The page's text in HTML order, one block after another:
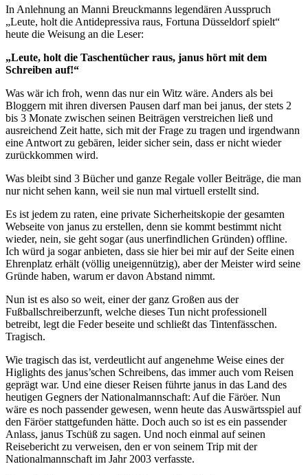
In Anlehnung an Manni Breuckmanns legendären Ausspruch
„Leute, holt die Antidepressiva raus, Fortuna Düsseldorf spielt“
heute die Weisung an die Leser:
„Leute, holt die Taschentücher raus, janus hört mit dem
Schreiben auf!“
Was wär ich froh, wenn das nur ein Witz wäre. Anders als bei
Bloggern mit ihren diversen Pausen darf man bei janus, der stets 2
bis 3 Monate zwischen seinen Beiträgen verstreichen ließ und
ausreichend Zeit hatte, sich mit der Frage zu tragen und irgendwann
eine Antwort zu gebären, leider sicher sein, dass er nicht wieder
zurückkommen wird.
Was bleibt sind 3 Bücher und ganze Regale voller Beiträge, die man
nur nicht sehen kann, weil sie nun mal virtuell erstellt sind.
Es ist jedem zu raten, eine private Sicherheitskopie der gesamten
Webseite von janus zu erstellen, denn sie kommt bestimmt nicht
wieder, nein, sie geht sogar (aus unerfindlichen Gründen) offline.
Ich würd ja sogar anbieten, dass sie hier bei mir auf der Seite einen
Ehrenplatz erhält (völlig uneigennützig), aber der Meister wird seine
Gründe haben, warum er davon Abstand nimmt.
Nun ist es also so weit, einer der ganz Großen aus der
Fußballschreiberzunft, welche dieses Tun nicht professionell
betreibt, legt die Feder beseite und schließt das Tintenfässchen.
Tragisch.
Wie tragisch das ist, verdeutlicht auf angenehme Weise eines der
Higlights des janus’schen Schreibens, das immer auch vom Reisen
geprägt war. Und eine dieser Reisen führte janus in das Land des
heutigen Gegners der Nationalmannschaft: Auf die Färöer. Nun
wäre es noch passender gewesen, wenn heute das Auswärtsspiel auf
den Färöer stattgefunden hätte. Doch auch so ist es ein passender
Anlass, janus Tschüß zu sagen. Und noch einmal auf seinen
Reisebericht zu verweisen, den er von seinem Trip mit der
Nationalmannschaft im Jahr 2003 verfasste.